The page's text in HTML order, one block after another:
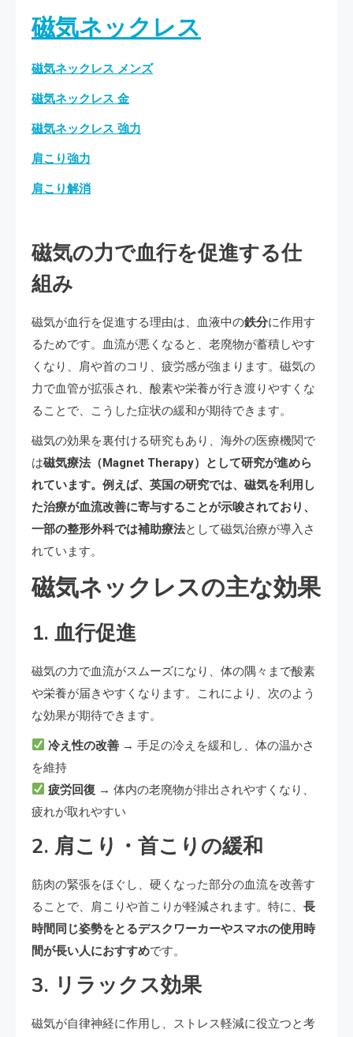
磁気ネックレス
磁気ネックレス メンズ
磁気ネックレス 金
磁気ネックレス 強力
肩こり強力
肩こり解消
磁気の力で血行を促進する仕
組み
磁気が血行を促進する理由は、血液中の鉄分に作用す
るためです。血流が悪くなると、老廃物が蓄積しやす
くなり、肩や首のコリ、疲労感が強まります。磁気の
力で血管が拡張され、酸素や栄養が行き渡りやすくな
ることで、こうした症状の緩和が期待できます。
磁気の効果を裏付ける研究もあり、海外の医療機関で
は磁気療法（Magnet Therapy）として研究が進めら
れています。例えば、英国の研究では、磁気を利用し
た治療が血流改善に寄与することが示唆されており、
一部の整形外科では補助療法として磁気治療が導入さ
れています。
磁気ネックレスの主な効果
1. 血行促進
磁気の力で血流がスムーズになり、体の隅々まで酸素
や栄養が届きやすくなります。これにより、次のよう
な効果が期待できます。
冷え性の改善 → 手足の冷えを緩和し、体の温かさ
を維持
疲労回復 → 体内の老廃物が排出されやすくなり、
疲れが取れやすい
2. 肩こり・首こりの緩和
筋肉の緊張をほぐし、硬くなった部分の血流を改善す
ることで、肩こりや首こりが軽減されます。特に、 長
時間同じ姿勢をとるデスクワーカーやスマホの使用時
間が長い人におすすめです。
3. リラックス効果
磁気が自律神経に作用し、ストレス軽減に役立つと考